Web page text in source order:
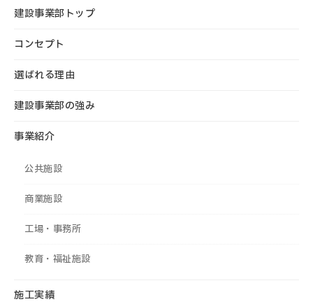
建設事業部トップ
コンセプト
選ばれる理由
建設事業部の強み
事業紹介
公共施設
商業施設
工場・事務所
教育・福祉施設
施工実績